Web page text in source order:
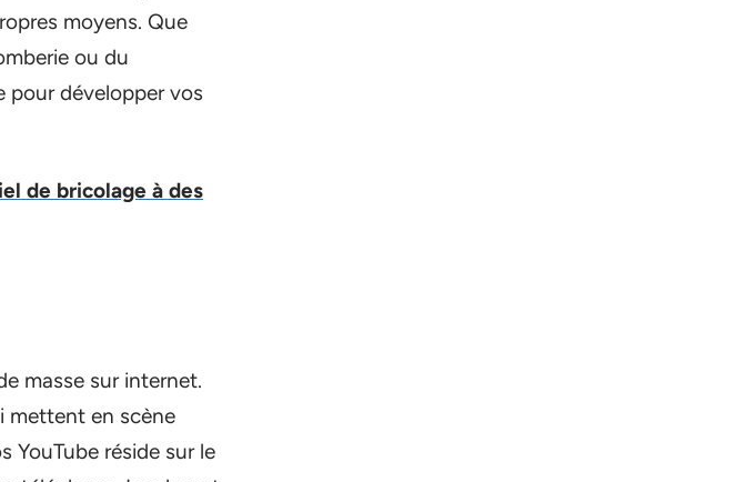
moyens. Que
ou du
pour développer vos
de bricolage à des
masse sur internet.
mettent en scène
YouTube réside sur le